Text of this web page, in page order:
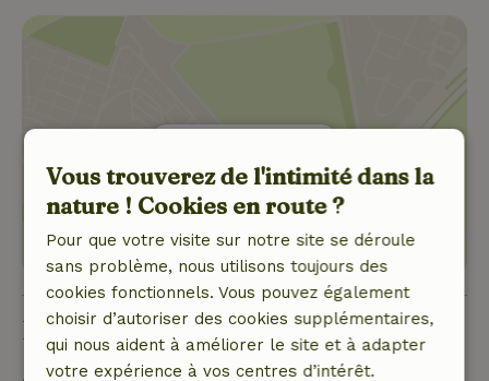
voyager léger et la terrasse est idéale pour une fin
de journée relaxante.
Bon à savoir
Vous trouverez de l'intimité dans la
nature ! Cookies en route ?
Pour que votre visite sur notre site se déroule
sans problème, nous utilisons toujours des
cookies fonctionnels. Vous pouvez également
choisir d’autoriser des cookies supplémentaires,
qui nous aident à améliorer le site et à adapter
votre expérience à vos centres d’intérêt.